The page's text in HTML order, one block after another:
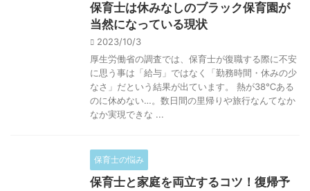
保育士は休みなしのブラック保育園が
当然になっている現状
2023/10/3
厚生労働省の調査では、保育士が復職する際に不安
に思う事は「給与」ではなく「勤務時間・休みの少
なさ」だという結果が出ています。 熱が38℃ある
のに休めない…。数日間の里帰りや旅行なんてなか
なか実現できな ...
保育士の悩み
保育士と家庭を両立するコツ！復帰予